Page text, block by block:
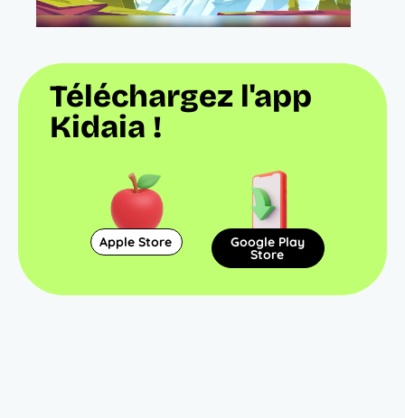
Téléchargez l'app
Kidaia !
Apple Store Google Play
Store